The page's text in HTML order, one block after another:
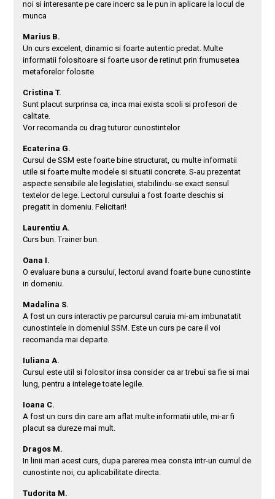
noi si interesante pe care incerc sa le pun in aplicare la locul de
munca
Marius B.
Un curs excelent, dinamic si foarte autentic predat. Multe
informatii folositoare si foarte usor de retinut prin frumusetea
metaforelor folosite.
Cristina T.
Sunt placut surprinsa ca, inca mai exista scoli si profesori de
calitate.
Vor recomanda cu drag tuturor cunostintelor
Ecaterina G.
Cursul de SSM este foarte bine structurat, cu multe informatii
utile si foarte multe modele si situatii concrete. S-au prezentat
aspecte sensibile ale legislatiei, stabilindu-se exact sensul
textelor de lege. Lectorul cursului a fost foarte deschis si
pregatit in domeniu. Felicitari!
Laurentiu A.
Curs bun. Trainer bun.
Oana I.
O evaluare buna a cursului, lectorul avand foarte bune cunostinte
in domeniu.
Madalina S.
A fost un curs interactiv pe parcursul caruia mi-am imbunatatit
cunostintele in domeniul SSM. Este un curs pe care il voi
recomanda mai departe.
Iuliana A.
Cursul este util si folositor insa consider ca ar trebui sa fie si mai
lung, pentru a intelege toate legile.
Ioana C.
A fost un curs din care am aflat multe informatii utile, mi-ar fi
placut sa dureze mai mult.
Dragos M.
In linii mari acest curs, dupa parerea mea consta intr-un cumul de
cunostinte noi, cu aplicabilitate directa.
Tudorita M.